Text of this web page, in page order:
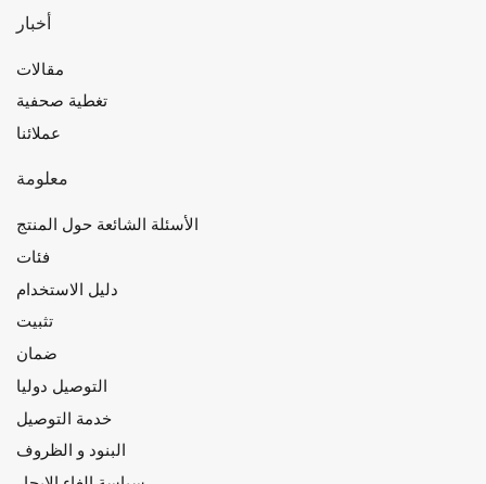
أخبار
مقالات
تغطية صحفية
عملائنا
معلومة
الأسئلة الشائعة حول المنتج
فئات
دليل الاستخدام
تثبيت
ضمان
التوصيل دوليا
خدمة التوصيل
البنود و الظروف